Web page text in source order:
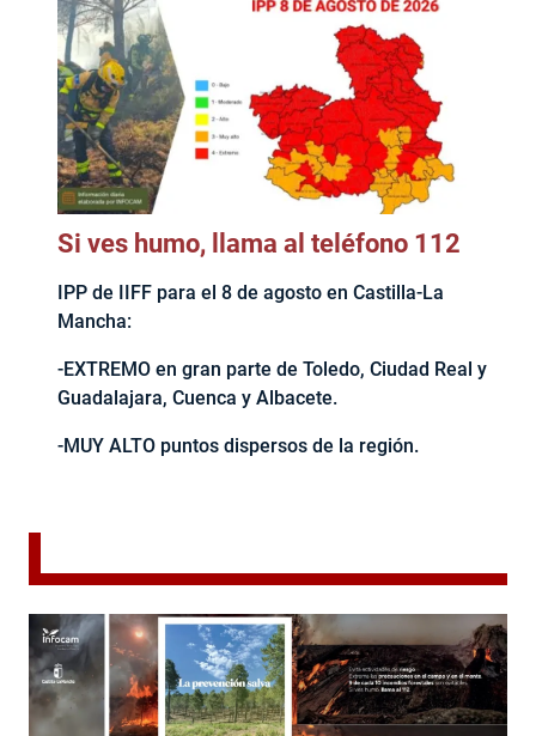
Si ves humo, llama al teléfono 112
IPP de IIFF para el 8 de agosto en Castilla-La
Mancha:
-EXTREMO en gran parte de Toledo, Ciudad Real y
Guadalajara, Cuenca y Albacete.
-MUY ALTO puntos dispersos de la región.